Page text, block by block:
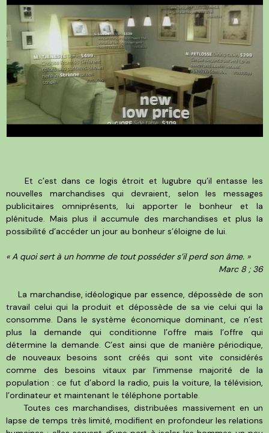
Et c’est dans ce logis étroit et lugubre qu’il entasse les
nouvelles marchandises qui devraient, selon les messages
publicitaires omniprésents, lui apporter le bonheur et la
plénitude. Mais plus il accumule des marchandises et plus la
possibilité d’accéder un jour au bonheur s’éloigne de lui.
« A quoi sert à un homme de tout posséder s’il perd son âme. »
Marc 8 ; 36
La marchandise, idéologique par essence, dépossède de son
travail celui qui la produit et dépossède de sa vie celui qui la
consomme. Dans le système économique dominant, ce n’est
plus la demande qui conditionne l’offre mais l’offre qui
détermine la demande. C’est ainsi que de manière périodique,
de nouveaux besoins sont créés qui sont vite considérés
comme des besoins vitaux par l’immense majorité de la
population : ce fut d’abord la radio, puis la voiture, la télévision,
l’ordinateur et maintenant le téléphone portable.
Toutes ces marchandises, distribuées massivement en un
lapse de temps très limité, modifient en profondeur les relations